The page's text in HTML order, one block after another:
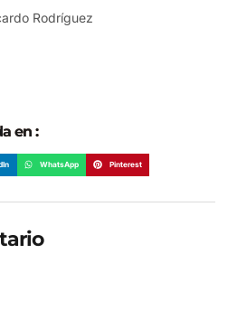
Rodríguez
en :
WhatsApp Pinterest